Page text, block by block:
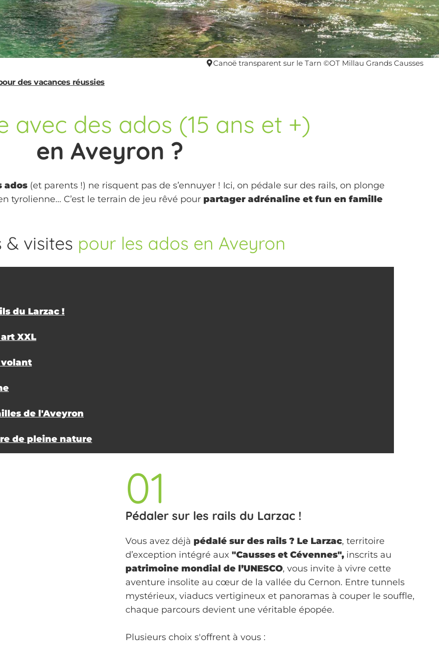
Canoë transparent sur le Tarn ©OT Millau Grands Causses
des vacances réussies
avec des ados (15 ans et +)
en Aveyron ?
ados (et parents !) ne risquent pas de s’ennuyer ! Ici, on pédale sur des rails, on plonge
tyrolienne... C’est le terrain de jeu rêvé pour partager adrénaline et fun en famille
& visites pour les ados en Aveyron
du Larzac !
XXL
volant
de l'Aveyron
de pleine nature
01
Pédaler sur les rails du Larzac !
Vous avez déjà pédalé sur des rails ? Le Larzac, territoire
d’exception intégré aux "Causses et Cévennes", inscrits au
patrimoine mondial de l’UNESCO, vous invite à vivre cette
aventure insolite au cœur de la vallée du Cernon. Entre tunnels
mystérieux, viaducs vertigineux et panoramas à couper le souffle,
chaque parcours devient une véritable épopée.
Plusieurs choix s'offrent à vous :